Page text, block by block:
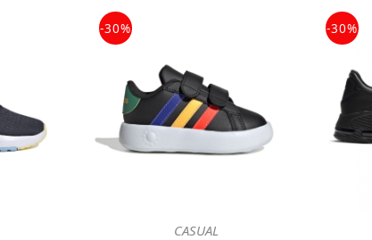
-30%
CASUAL
-30%